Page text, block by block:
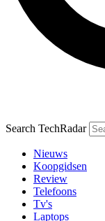
Search TechRadar
Nieuws
Koopgidsen
Review
Telefoons
Tv's
Laptops